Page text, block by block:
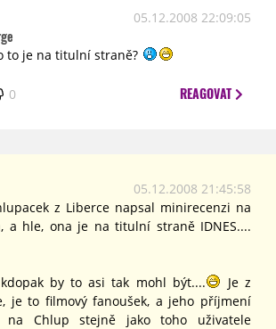
05.12.2008 22:09:05
to je na titulní straně?
0 REAGOVAT
05.12.2008 21:45:58
z Liberce napsal minirecenzi na
a hle, ona je na titulní straně IDNES....
by to asi tak mohl být....
Je z
je to filmový fanoušek, a jeho příjmení
na Chlup stejně jako toho uživatele